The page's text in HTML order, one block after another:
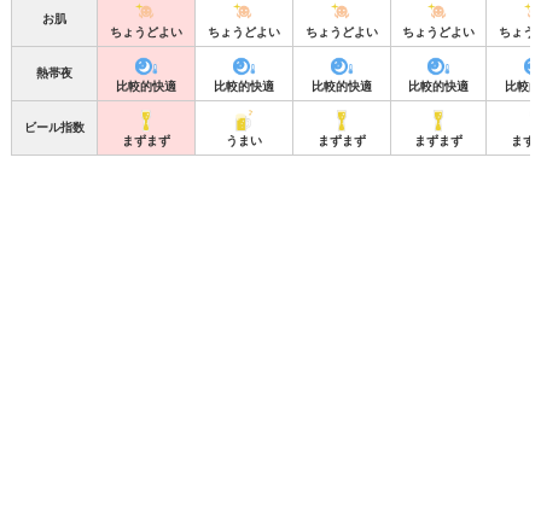
お肌
ちょうどよい
ちょうどよい ちょうどよい ちょうどよい ちょう
熱帯夜
比較的快適
比較的快適 比較的快適 比較的快適 比較
ビール指数
まずまず
うまい まずまず まずまず まず